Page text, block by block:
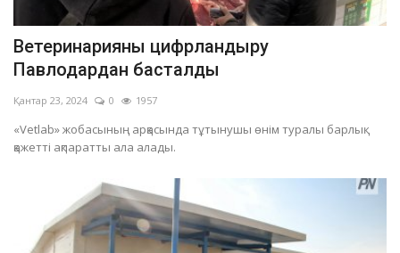
Ветеринарияны цифрландыру
Павлодардан басталды
Қантар 23, 2024 0 1957
«Vetlab» жобасының арқасында тұтынушы өнім туралы барлық
қажетті ақпаратты ала алады.